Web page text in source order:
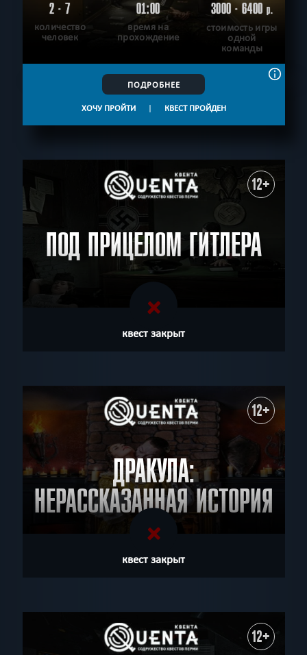
2 - 7
количество
человек
01:00
время на
прохождение
3000 - 6400р.
стоимость игры
одной
команды
ПОДРОБНЕЕ
ХОЧУ ПРОЙТИ | КВЕСТ ПРОЙДЕН
12+
ПОД ПРИЦЕЛОМ ГИТЛЕРА
квест закрыт
12+
ДРАКУЛА:
НЕРАССКАЗАННАЯ ИСТОРИЯ
квест закрыт
12+